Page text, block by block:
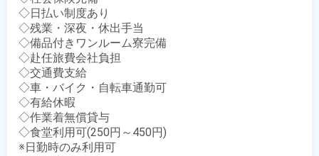
◇日払い制度あり
◇残業・深夜・休出手当
◇備品付きワンルーム寮完備
◇赴任旅費会社負担
◇交通費支給
◇車・バイク・自転車通勤可
◇有給休暇
◇作業着無償貸与
◇食堂利用可(250円～450円)
※日勤時のみ利用可